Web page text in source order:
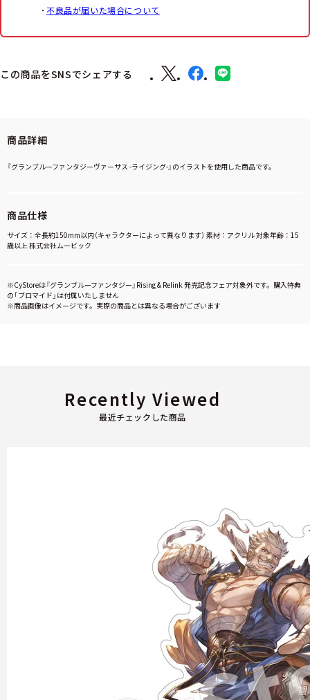
不良品が届いた場合について
この商品をSNSでシェアする
商品詳細
『グランブルーファンタジーヴァーサス -ライジング-』のイラストを使用した商品です。
商品仕様
サイズ：全長約150mm以内（キャラクターによって異なります） 素材：アクリル 対象年齢：15
歳以上 株式会社ムービック
※CyStoreは『グランブルーファンタジー』Rising & Relink 発売記念フェア対象外です。購入特典
の「ブロマイド」は付属いたしません
※商品画像はイメージです。実際の商品とは異なる場合がございます
最近チェックした商品
Recently Viewed